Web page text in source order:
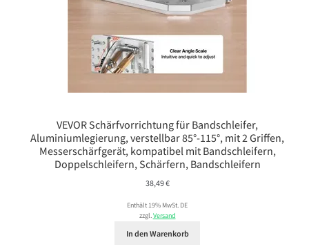
VEVOR Schärfvorrichtung für Bandschleifer,
Aluminiumlegierung, verstellbar 85°-115°, mit 2 Griffen,
Messerschärfgerät, kompatibel mit Bandschleifern,
Doppelschleifern, Schärfern, Bandschleifern
38,49€
Enthält 19% MwSt. DE
zzgl.Versand
In den Warenkorb